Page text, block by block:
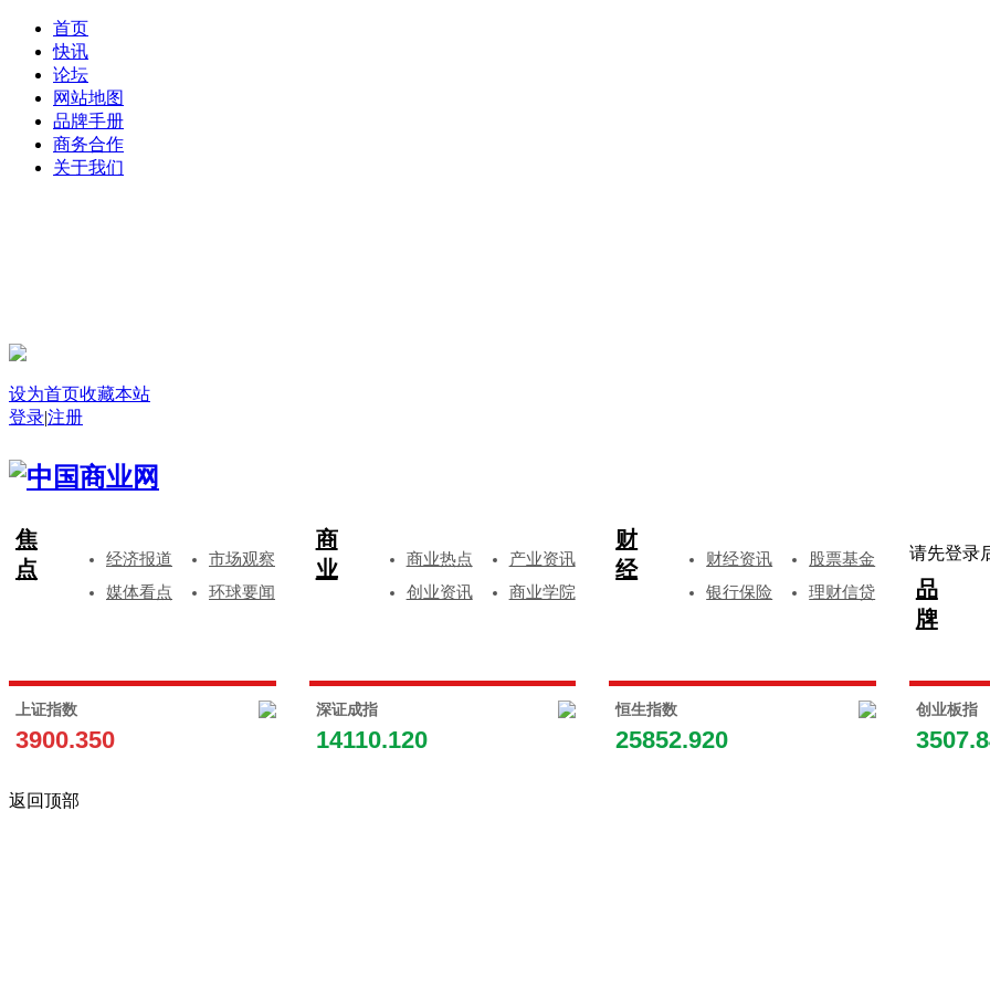
首页
快讯
论坛
网站地图
品牌手册
商务合作
关于我们
设为首页收藏本站
登录|注册
焦
点
经济报道
市场观察
媒体看点
环球要闻
商
业
商业热点
产业资讯
创业资讯
商业学院
财
经
财经资讯
股票基金
银行保险
理财信贷
品
牌
上证指数
3900.350
深证成指
14110.120
恒生指数
25852.920
创业板指
请先登录
返回顶部